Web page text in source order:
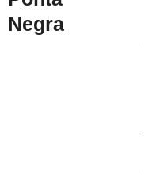
Negra